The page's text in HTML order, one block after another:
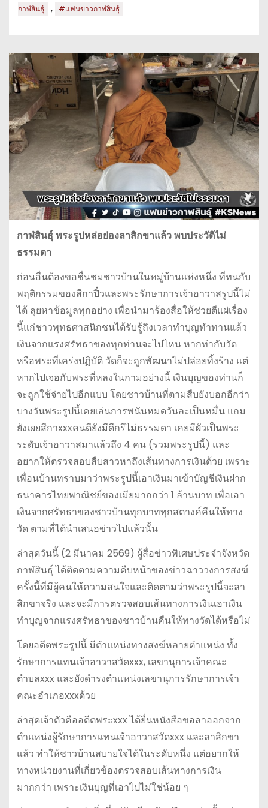
กาฬสินธุ์
, #แฟนข่าวกาฬสินธุ์
กาฬสินธุ์ พระรูปหล่อย่องลาสิกขาแล้ว พบประวัติไม่
ธรรมดา
ก่อนอื่นต้องขอชื่นชมชาวบ้านในหมู่บ้านแห่งหนึ่ง ที่ทนกับ
พฤติกรรมของสีกาปิ๋วและพระรักษาการเจ้าอาวาสรูปนี้ไม่
ได้ ลุยหาข้อมูลทุกอย่าง เพื่อนำมาร้องสื่อให้ช่วยตีแผ่เรื่อง
นี้แก่ชาวพุทธศาสนิกชนได้รับรู้ถึงเวลาทำบุญทำทานแล้ว
เงินจากแรงศรัทธาของทุกท่านจะไปไหน หากทำกับวัด
หรือพระที่เคร่งปฏิบัติ วัดก็จะถูกพัฒนาไม่ปล่อยทิ้งร้าง แต่
หากไปเจอกับพระที่หลงในกามอย่างนี้ เงินบุญของท่านก็
จะถูกใช้จ่ายไปอีกแบบ โดยชาวบ้านที่ตามสืบยังบอกอีกว่า
บางวันพระรูปนี้เคยเล่นการพนันหมดวันละเป็นหมื่น แถม
ยังเผยสีกาxxxคนดียังมีดีกรีไม่ธรรมดา เคยมีผัวเป็นพระ
ระดับเจ้าอาวาสมาแล้วถึง 4 คน (รวมพระรูปนี้) และ
อยากให้ตรวจสอบสืบสาวหาถึงเส้นทางการเงินด้วย เพราะ
เพื่อนบ้านทราบมาว่าพระรูปนี้เอาเงินมาเข้าบัญชีเงินฝาก
ธนาคารไทยพาณิชย์ของเมียมากกว่า 1 ล้านบาท เพื่อเอา
เงินจากศรัทธาของชาวบ้านทุกบาททุกสตางค์คืนให้ทาง
วัด ตามที่ได้นำเสนอข่าวไปแล้วนั้น
ล่าสุดวันนี้ (2 มีนาคม 2569) ผู้สื่อข่าวพิเศษประจำจังหวัด
กาฬสินธุ์ ได้ติดตามความคืบหน้าของข่าวฉาววงการสงฆ์
ครั้งนี้ที่มีผู้คนให้ความสนใจและติดตามว่าพระรูปนี้จะลา
สิกขาจริง และจะมีการตรวจสอบเส้นทางการเงินเอาเงิน
ทำบุญจากแรงศรัทธาของชาวบ้านคืนให้ทางวัดได้หรือไม่
โดยอดีตพระรูปนี้ มีตำแหน่งทางสงฆ์หลายตำแหน่ง ทั้ง
รักษาการแทนเจ้าอาวาสวัดxxx, เลขานุการเจ้าคณะ
ตำบลxxx และยังดำรงตำแหน่งเลขานุการรักษาการเจ้า
คณะอำเภอxxxด้วย
ล่าสุดเจ้าตัวคืออดีตพระxxx ได้ยื่นหนังสือขอลาออกจาก
ตำแหน่งผู้รักษาการแทนเจ้าอาวาสวัดxxx และลาสิกขา
แล้ว ทำให้ชาวบ้านสบายใจได้ในระดับหนึ่ง แต่อยากให้
ทางหน่วยงานที่เกี่ยวข้องตรวจสอบเส้นทางการเงิน
มากกว่า เพราะเงินบุญที่เอาไปไม่ใช่น้อย ๆ